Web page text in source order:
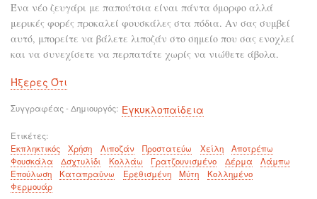
Ένα νέο ζευγάρι με παπούτσια είναι πάντα όμορφο αλλά
μερικές φορές προκαλεί φουσκάλες στα πόδια. Αν σας συμβεί
αυτό, μπορείτε να βάλετε λιποζάν στο σημείο που σας ενοχλεί
και να συνεχίσετε να περπατάτε χωρίς να νιώθετε άβολα.
Ήξερες Ότι
Συγγραφέας - Δημιουργός Εγκυκλοπαίδεια
Ετικέτες
Εκπληκτικός
Χρήση Λιποζάν Προστατεύω Χείλη
Αποτρέπω
Φουσκάλα
Δσχτυλίδι Κολλάω Γρατζουνισμένο Δέρμα
Λάμπω
Επούλωση
Καταπραϋνω Ερεθισμένη Μύτη
Κολλημένο
Φερμουάρ